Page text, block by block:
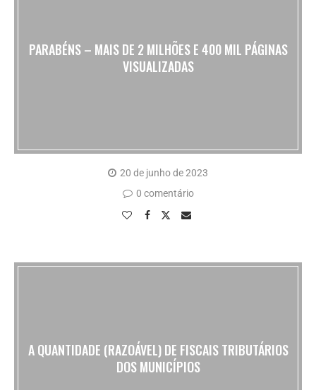
PARABÉNS – MAIS DE 2 MILHÕES E 400 MIL PÁGINAS
VISUALIZADAS
20 de junho de 2023
0 comentário
A QUANTIDADE (RAZOÁVEL) DE FISCAIS TRIBUTÁRIOS
DOS MUNICÍPIOS